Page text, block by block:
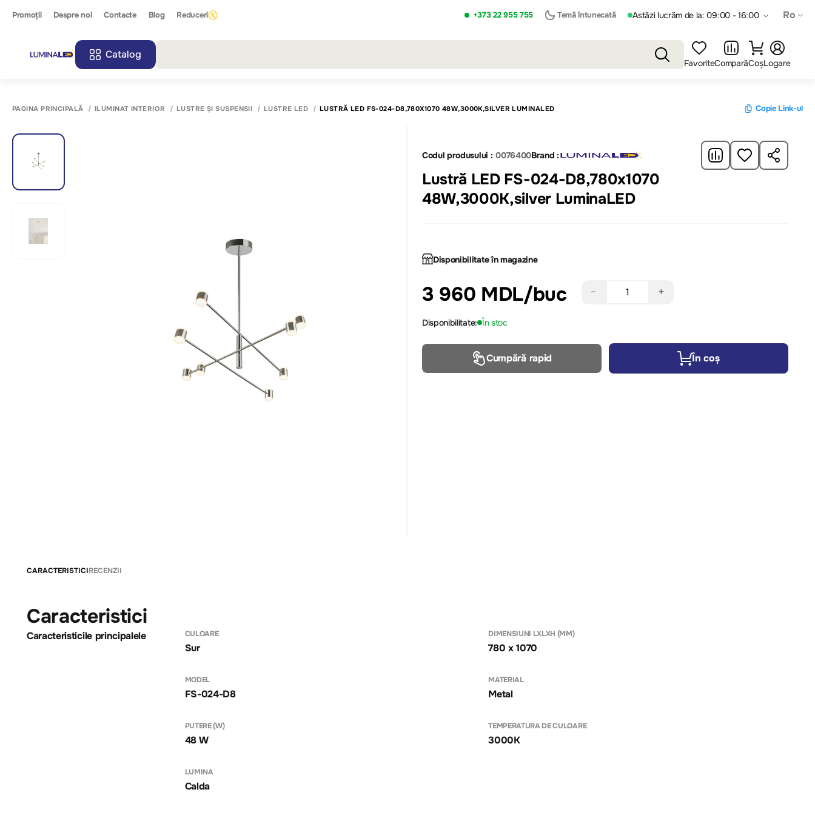
Promoții Despre noi Contacte Blog Reduceri +373 22 955 755 Temă întunecată Astăzi lucrăm de la: 09:00 - 16:00 Ro
Catalog
FavoriteComparăCoșLogare
PAGINA PRINCIPALĂ ILUMINAT INTERIOR LUSTRE ȘI SUSPENSII LUSTRE LED LUSTRĂ LED FS-024-D8,780X1070 48W,3000K,SILVER LUMINALED Copie Link-ul
Codul produsului : 0076400Brand :
Lustră LED FS-024-D8,780x1070
48W,3000K,silver LuminaLED
Disponibilitate în magazine
3 960 MDL/buc − +
Disponibilitate: În stoc
Cumpără rapid În coș
CARACTERISTICIRECENZII
Caracteristici
Caracteristicile principalele CULOARE
Sur
DIMENSIUNI LXLXH (MM)
780 x 1070
MODEL
FS-024-D8
MATERIAL
Metal
PUTERE (W)
48 W
TEMPERATURA DE CULOARE
3000K
LUMINA
Calda